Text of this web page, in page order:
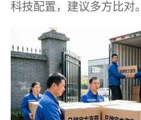
科技配置，建议多方比对。